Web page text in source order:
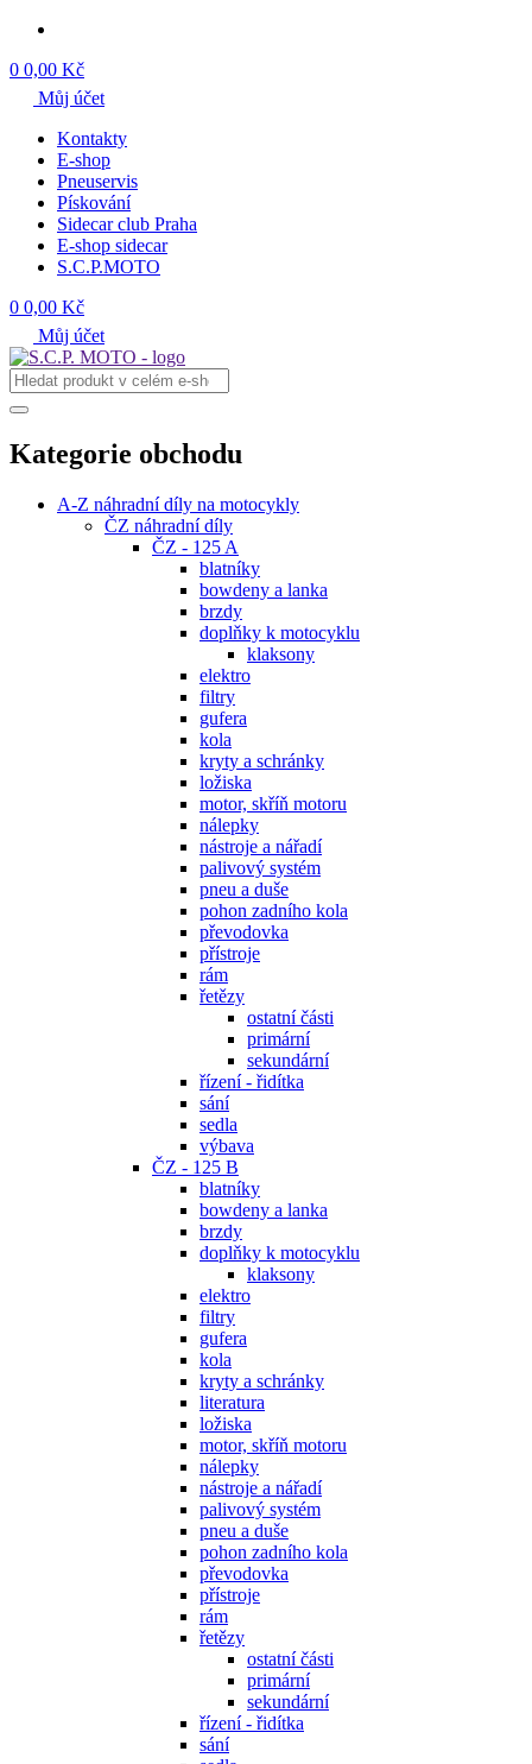
0 0,00 Kč
Můj účet
Kontakty
E-shop
Pneuservis
Pískování
Sidecar club Praha
E-shop sidecar
S.C.P.MOTO
0 0,00 Kč
Můj účet
Kategorie obchodu
A-Z náhradní díly na motocykly
ČZ náhradní díly
ČZ - 125 A
blatníky
bowdeny a lanka
brzdy
doplňky k motocyklu
klaksony
elektro
filtry
gufera
kola
kryty a schránky
ložiska
motor, skříň motoru
nálepky
nástroje a nářadí
palivový systém
pneu a duše
pohon zadního kola
převodovka
přístroje
rám
řetězy
ostatní části
primární
sekundární
řízení - řidítka
sání
sedla
výbava
ČZ - 125 B
blatníky
bowdeny a lanka
brzdy
doplňky k motocyklu
klaksony
elektro
filtry
gufera
kola
kryty a schránky
literatura
ložiska
motor, skříň motoru
nálepky
nástroje a nářadí
palivový systém
pneu a duše
pohon zadního kola
převodovka
přístroje
rám
řetězy
ostatní části
primární
sekundární
řízení - řidítka
sání